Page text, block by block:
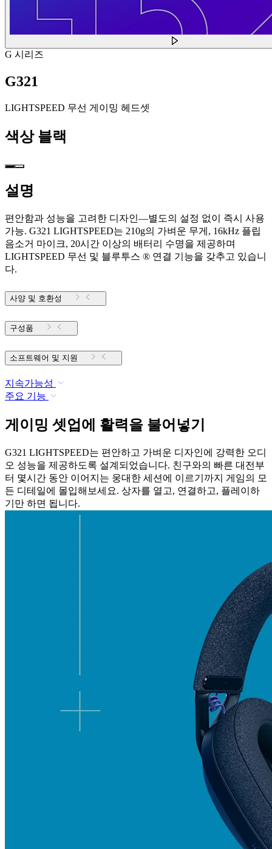
G 시리즈
G321
LIGHTSPEED 무선 게이밍 헤드셋
색상 블랙
설명
편안함과 성능을 고려한 디자인—별도의 설정 없이 즉시 사용
가능. G321 LIGHTSPEED는 210g의 가벼운 무게, 16kHz 플립
음소거 마이크, 20시간 이상의 배터리 수명을 제공하며
LIGHTSPEED 무선 및 블루투스 ® 연결 기능을 갖추고 있습니
다.
사양 및 호환성
구성품
소프트웨어 및 지원
지속가능성
주요 기능
게이밍 셋업에 활력을 불어넣기
G321 LIGHTSPEED는 편안하고 가벼운 디자인에 강력한 오디
오 성능을 제공하도록 설계되었습니다. 친구와의 빠른 대전부
터 몇시간 동안 이어지는 웅대한 세션에 이르기까지 게임의 모
든 디테일에 몰입해보세요. 상자를 열고, 연결하고, 플레이하
기만 하면 됩니다.